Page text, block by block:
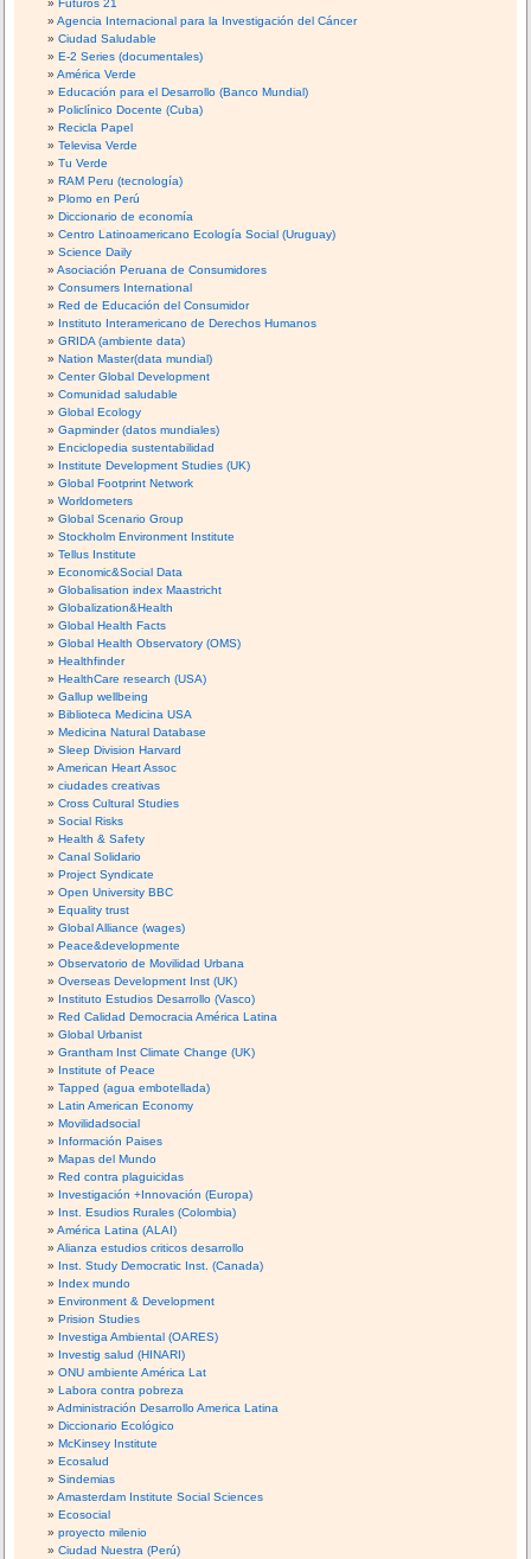
Futuros 21
Agencia Internacional para la Investigación del Cáncer
Ciudad Saludable
E-2 Series (documentales)
América Verde
Educación para el Desarrollo (Banco Mundial)
Policlínico Docente (Cuba)
Recicla Papel
Televisa Verde
Tu Verde
RAM Peru (tecnología)
Plomo en Perú
Diccionario de economía
Centro Latinoamericano Ecología Social (Uruguay)
Science Daily
Asociación Peruana de Consumidores
Consumers International
Red de Educación del Consumidor
Instituto Interamericano de Derechos Humanos
GRIDA (ambiente data)
Nation Master(data mundial)
Center Global Development
Comunidad saludable
Global Ecology
Gapminder (datos mundiales)
Enciclopedia sustentabilidad
Institute Development Studies (UK)
Global Footprint Network
Worldometers
Global Scenario Group
Stockholm Environment Institute
Tellus Institute
Economic&Social Data
Globalisation index Maastricht
Globalization&Health
Global Health Facts
Global Health Observatory (OMS)
Healthfinder
HealthCare research (USA)
Gallup wellbeing
Biblioteca Medicina USA
Medicina Natural Database
Sleep Division Harvard
American Heart Assoc
ciudades creativas
Cross Cultural Studies
Social Risks
Health & Safety
Canal Solidario
Project Syndicate
Open University BBC
Equality trust
Global Alliance (wages)
Peace&developmente
Observatorio de Movilidad Urbana
Overseas Development Inst (UK)
Instituto Estudios Desarrollo (Vasco)
Red Calidad Democracia América Latina
Global Urbanist
Grantham Inst Climate Change (UK)
Institute of Peace
Tapped (agua embotellada)
Latin American Economy
Movilidadsocial
Información Paises
Mapas del Mundo
Red contra plaguicidas
Investigación +Innovación (Europa)
Inst. Esudios Rurales (Colombia)
América Latina (ALAI)
Alianza estudios criticos desarrollo
Inst. Study Democratic Inst. (Canada)
Index mundo
Environment & Development
Prision Studies
Investiga Ambiental (OARES)
Investig salud (HINARI)
ONU ambiente América Lat
Labora contra pobreza
Administración Desarrollo America Latina
Diccionario Ecológico
McKinsey Institute
Ecosalud
Sindemias
Amasterdam Institute Social Sciences
Ecosocial
proyecto milenio
Ciudad Nuestra (Perú)